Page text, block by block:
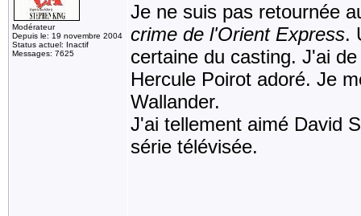
Modérateur
Depuis le: 19 novembre 2004
Status actuel: Inactif
Messages: 7625
Je ne suis pas retournée
crime de l'Orient Express.
certaine du casting. J'ai
Hercule Poirot adoré. Je
Wallander.
J'ai tellement aimé David
série télévisée.